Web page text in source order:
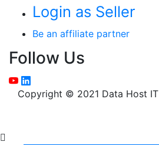
Login as Seller
Be an affiliate partner
Follow Us
Copyright © 2021 Data Host IT